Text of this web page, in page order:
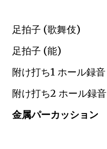
足拍子 (歌舞伎)
足拍子 (能)
附け打ち1 ホール録音
附け打ち2 ホール録音
金属パーカッション